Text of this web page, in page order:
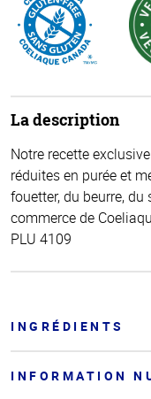
La description
Notre recette
réduites en purée et
fouetter, du beurre,
commerce de
PLU 4109
INGRÉDIENTS
INFORMATION